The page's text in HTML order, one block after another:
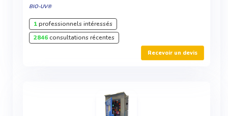
BIO-UV®
1professionnels intéressés
2846consultations récentes
Recevoir un devis